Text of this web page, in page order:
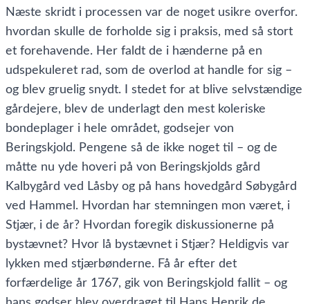
Næste skridt i processen var de noget usikre overfor.
hvordan skulle de forholde sig i praksis, med så stort
et forehavende. Her faldt de i hænderne på en
udspekuleret rad, som de overlod at handle for sig –
og blev gruelig snydt. I stedet for at blive selvstændige
gårdejere, blev de underlagt den mest koleriske
bondeplager i hele området, godsejer von
Beringskjold. Pengene så de ikke noget til – og de
måtte nu yde hoveri på von Beringskjolds gård
Kalbygård ved Låsby og på hans hovedgård Søbygård
ved Hammel. Hvordan har stemningen mon været, i
Stjær, i de år? Hvordan foregik diskussionerne på
bystævnet? Hvor lå bystævnet i Stjær? Heldigvis var
lykken med stjærbønderne. Få år efter det
forfærdelige år 1767, gik von Beringskjold fallit – og